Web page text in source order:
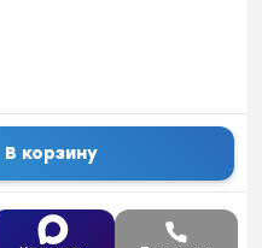
В корзину